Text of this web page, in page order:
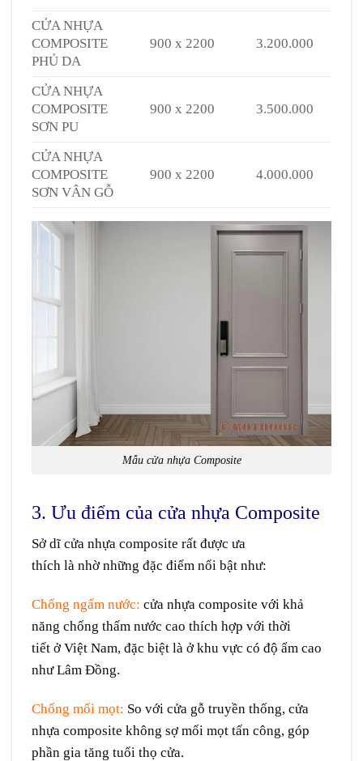
CỬA NHỰA
COMPOSITE
PHỦ DA
900 x 2200 3.200.000
CỬA NHỰA
COMPOSITE
SƠN PU
900 x 2200 3.500.000
CỬA NHỰA
COMPOSITE
SƠN VÂN GỖ
900 x 2200 4.000.000
Mẫu cửa nhựa Composite
3. Ưu điểm của cửa nhựa Composite
Sở dĩ cửa nhựa composite rất được ưa
thích là nhờnhững đặc điểm nổi bật như:
Chống ngấm nước: cửa nhựa composite với khả
năng chống thấm nước cao thích hợp với thời
tiết ởViệt Nam, đặc biệt là ở khu vực có độ ẩm cao
như Lâm Đồng.
Chống mối mọt: So với cửa gỗ truyền thống, cửa
nhựa composite không sợmối mọt tấn công, góp
phần gia tăng tuổi thọ cửa.